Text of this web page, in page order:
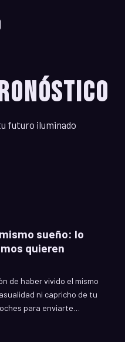
futuro iluminado
sueño: lo
quieren
de haber vivido el mismo
ni capricho de tu
para enviarte
transformación te está